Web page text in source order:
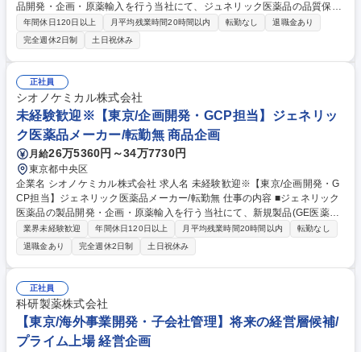
品開発・企画・原薬輸入を行う当社にて、ジュネリック医薬品の品質保証
(GQP)に関わる業務全般をご担当いただきます。 製造業者の製造管理、変
更管理、苦情処理、文書管理、書類および記録の作成などをお任せいたし
ます。 募集職種 【東京/品質保証】ジェネリック医薬品メーカー/転勤無し/
月残業10h
年間休日120日以上 月平均残業時間20時間以内 転勤なし
退職金あり
完全週休2日制
土日祝休み
正社員
シオノケミカル株式会社
未経験歓迎※【東京/企画開発・GCP担当】ジェネリッ
ク医薬品メーカー/転勤無 商品企画
月給26万5360円～34万7730円
東京都中央区
企業名 シオノケミカル株式会社 求人名 未経験歓迎※【東京/企画開発・G
CP担当】ジェネリック医薬品メーカー/転勤無 仕事の内容 ■ジェネリック
医薬品の製品開発・企画・原薬輸入を行う当社にて、新規製品(GE医薬
品、OTC医薬品、医薬部外品、化粧品、健康食品など)の企画開発、GCP
業務をご担当いただきます。 【企画・開発業務】新規製品(ジェネリック
医薬品、OTC医薬品、医薬品部外品、化粧品、健康食品など)の探索およ
び市場競合品の調査。新規製品の企画立案。新規製品の関連法規調査およ
び社内向け説明資料作成。 【GCP業務】施設選定。GCP資料確認(治験契
約関連、試験計画関連、総括報告書など)。治験薬納入。※モニタリング
はCRO外注するため、試験依頼者側で必要となる作業のみで主に書類作成
および確認です。 募集職種 未経験歓迎※【東京/企画開発・GCP担当】ジ
ェネリック医薬品メーカー/転勤無
業界未経験歓迎 年間休日120日以上 月平均残業時間20時間以内
転勤なし
退職金あり
完全週休2日制 土日祝休み
正社員
科研製薬株式会社
【東京/海外事業開発・子会社管理】将来の経営層候補/
プライム上場 経営企画